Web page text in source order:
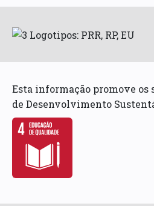
Esta informação promove os
de Desenvolvimento